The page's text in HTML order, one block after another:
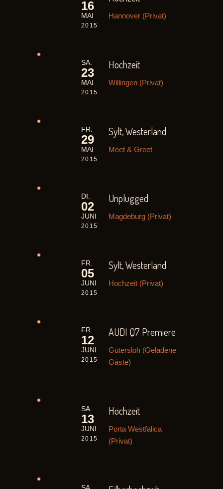
16
MAI
2015
Hannover (Privat)
SA.
23
MAI
2015
Hochzeit
Willingen (Privat)
FR.
29
MAI
2015
Sylt, Westerland
Meet & Greet
DI.
02
JUNI
2015
Unplugged
Magdeburg (Privat)
FR.
05
JUNI
2015
Sylt, Westerland
Hochzeit (Privat)
FR.
12
JUNI
2015
AUDI Q7 Premiere
Gütersloh (Geladene
Gäste)
SA.
13
JUNI
2015
Hochzeit
Porta Westfalica
(Privat)